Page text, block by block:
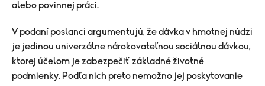
alebo povinnej práci.
V podaní poslanci argumentujú, že dávka v hmotnej núdzi
je jedinou univerzálne nárokovateľnou sociálnou dávkou,
ktorej účelom je zabezpečiť základné životné
podmienky. Podľa nich preto nemožno jej poskytovanie